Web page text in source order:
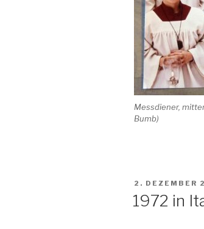
Messdiener,
Bumb)
2. DEZEMBER
1972 in